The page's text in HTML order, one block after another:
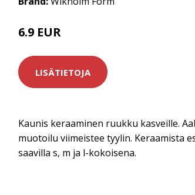
6.9 EUR
LISÄTIETOJA
Kaunis keraaminen ruukku kasveille.
muotoilu viimeistee tyylin. Keraamista
saavilla s, m ja l-kokoisena.